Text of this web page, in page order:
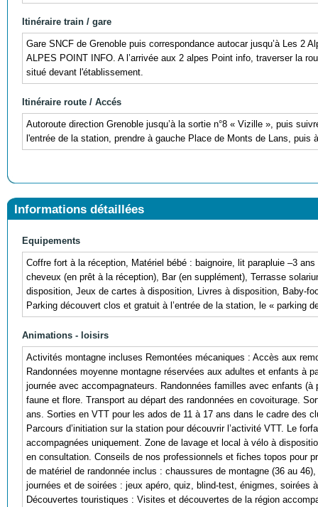
Itinéraire train / gare
Gare SNCF de Grenoble puis correspondance autocar jusqu’à Les 2
ALPES POINT INFO. A l’arrivée aux 2 alpes Point info, traverser la
situé devant l'établissement.
Itinéraire route / Accés
Autoroute direction Grenoble jusqu’à la sortie n°8 « Vizille », puis
l'entrée de la station, prendre à gauche Place de Monts de Lans,
Informations détaillées
Equipements
Coffre fort à la réception, Matériel bébé : baignoire, lit parapluie –3
cheveux (en prêt à la réception), Bar (en supplément), Terrasse
disposition, Jeux de cartes à disposition, Livres à disposition, Baby-
Parking découvert clos et gratuit à l’entrée de la station, le « parking
Animations - loisirs
Activités montagne incluses Remontées mécaniques : Accès aux
Randonnées moyenne montagne réservées aux adultes et enfants à
journée avec accompagnateurs. Randonnées familles avec enfants
faune et flore. Transport au départ des randonnées en covoiturage.
ans. Sorties en VTT pour les ados de 11 à 17 ans dans le cadre des
Parcours d’initiation sur la station pour découvrir l’activité VTT. Le
accompagnées uniquement. Zone de lavage et local à vélo à
en consultation. Conseils de nos professionnels et fiches topos pour
de matériel de randonnée inclus : chaussures de montagne (36 au
journées et de soirées : jeux apéro, quiz, blind-test, énigmes,
Découvertes touristiques : Visites et découvertes de la région